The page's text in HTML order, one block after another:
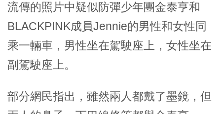
流傳的照片中疑似防彈少年團金泰亨和
BLACKPINK成員Jennie的男性和女性同
乘一輛車，男性坐在駕駛座上，女性坐在
副駕駛座上。
部分網民指出，雖然兩人都戴了墨鏡，但